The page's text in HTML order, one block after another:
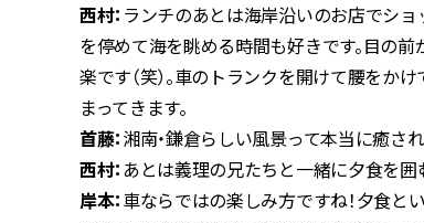
西村： ランチのあとは海岸沿いのお店でショ
を停めて海を眺める時間も好きです。目の
楽です（笑）。車のトランクを開けて腰をか
まってきます。
首藤：湘南・鎌倉らしい風景って本当に癒さ
西村：あとは義理の兄たちと一緒に夕食を囲
岸本：車ならではの楽しみ方ですね！夕食と